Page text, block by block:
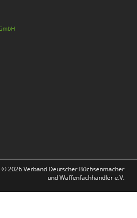
© 2026 Verband Deutscher Büchsenmacher
und Waffenfachhändler e.V.